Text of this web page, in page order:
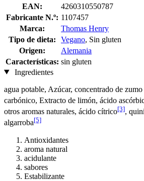
EAN:
4260310550787
Fabricante N.º: 1107457
Marca:
Thomas Henry
Tipo de dieta:
Vegano, Sin gluten
Origen:
Alemania
Características: sin gluten
Ingredientes
agua potable, Azúcar, concentrado de
carbónico, Extracto de limón, ácido
otros aromas naturales, ácido cítrico[3],
algarroba[5]
Antioxidantes
aroma natural
acidulante
sabores
Estabilizante